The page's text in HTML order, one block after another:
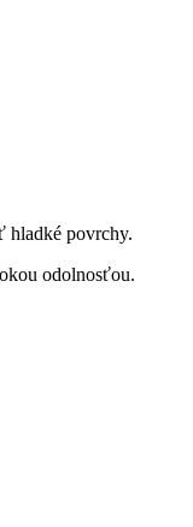
hladké povrchy.
odolnosťou.